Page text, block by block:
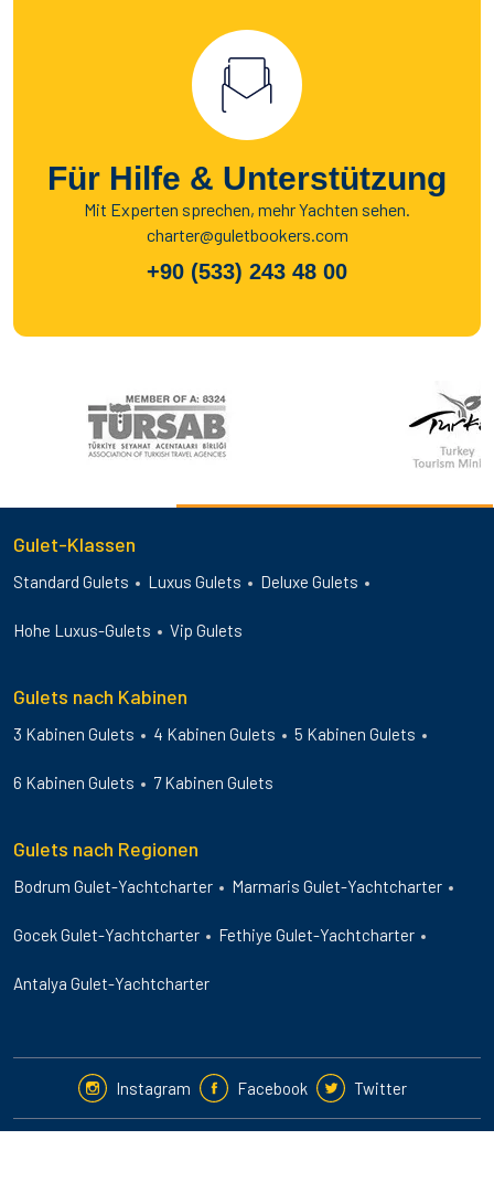
Für Hilfe & Unterstützung
Mit Experten sprechen, mehr Yachten sehen.
charter@guletbookers.com
+90 (533) 243 48 00
Gulet-Klassen
Standard Gulets Luxus Gulets Deluxe Gulets
Hohe Luxus-Gulets Vip Gulets
Gulets nach Kabinen
3 Kabinen Gulets 4 Kabinen Gulets 5 Kabinen Gulets
6 Kabinen Gulets 7 Kabinen Gulets
Gulets nach Regionen
Bodrum Gulet-Yachtcharter Marmaris Gulet-Yachtcharter
Gocek Gulet-Yachtcharter Fethiye Gulet-Yachtcharter
Antalya Gulet-Yachtcharter
Instagram Facebook Twitter